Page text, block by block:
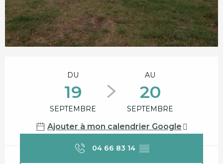
Ouverture et coordonnées
DU
19
SEPTEMBRE
AU
20
SEPTEMBRE
Ajouter à mon calendrier Google
04 66 83 14 ▒▒